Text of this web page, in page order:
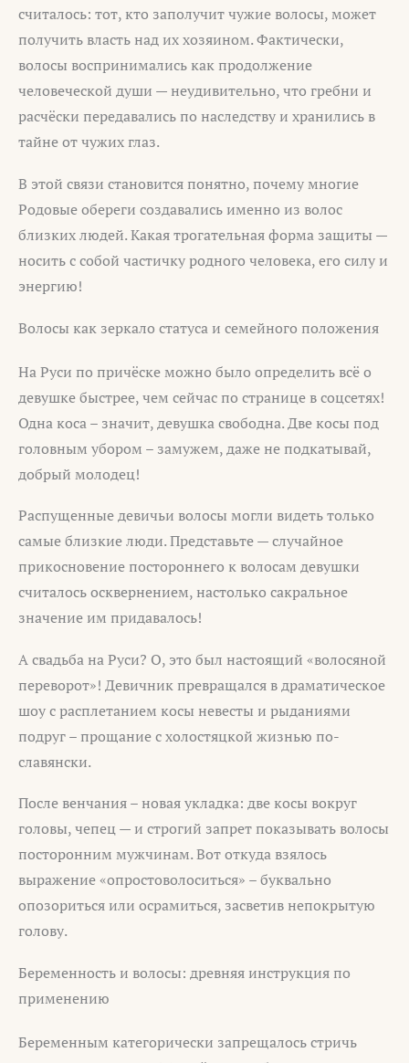
считалось: тот, кто заполучит чужие волосы, может
получить власть над их хозяином. Фактически,
волосы воспринимались как продолжение
человеческой души — неудивительно, что гребни и
расчёски передавались по наследству и хранились в
тайне от чужих глаз.
В этой связи становится понятно, почему многие
Родовые обереги создавались именно из волос
близких людей. Какая трогательная форма защиты —
носить с собой частичку родного человека, его силу и
энергию!
Волосы как зеркало статуса и семейного положения
На Руси по причёске можно было определить всё о
девушке быстрее, чем сейчас по странице в соцсетях!
Одна коса – значит, девушка свободна. Две косы под
головным убором – замужем, даже не подкатывай,
добрый молодец!
Распущенные девичьи волосы могли видеть только
самые близкие люди. Представьте — случайное
прикосновение постороннего к волосам девушки
считалось осквернением, настолько сакральное
значение им придавалось!
А свадьба на Руси? О, это был настоящий «волосяной
переворот»! Девичник превращался в драматическое
шоу с расплетанием косы невесты и рыданиями
подруг – прощание с холостяцкой жизнью по-
славянски.
После венчания – новая укладка: две косы вокруг
головы, чепец — и строгий запрет показывать волосы
посторонним мужчинам. Вот откуда взялось
выражение «опростоволоситься» – буквально
опозориться или осрамиться, засветив непокрытую
голову.
Беременность и волосы: древняя инструкция по
применению
Беременным категорически запрещалось стричь